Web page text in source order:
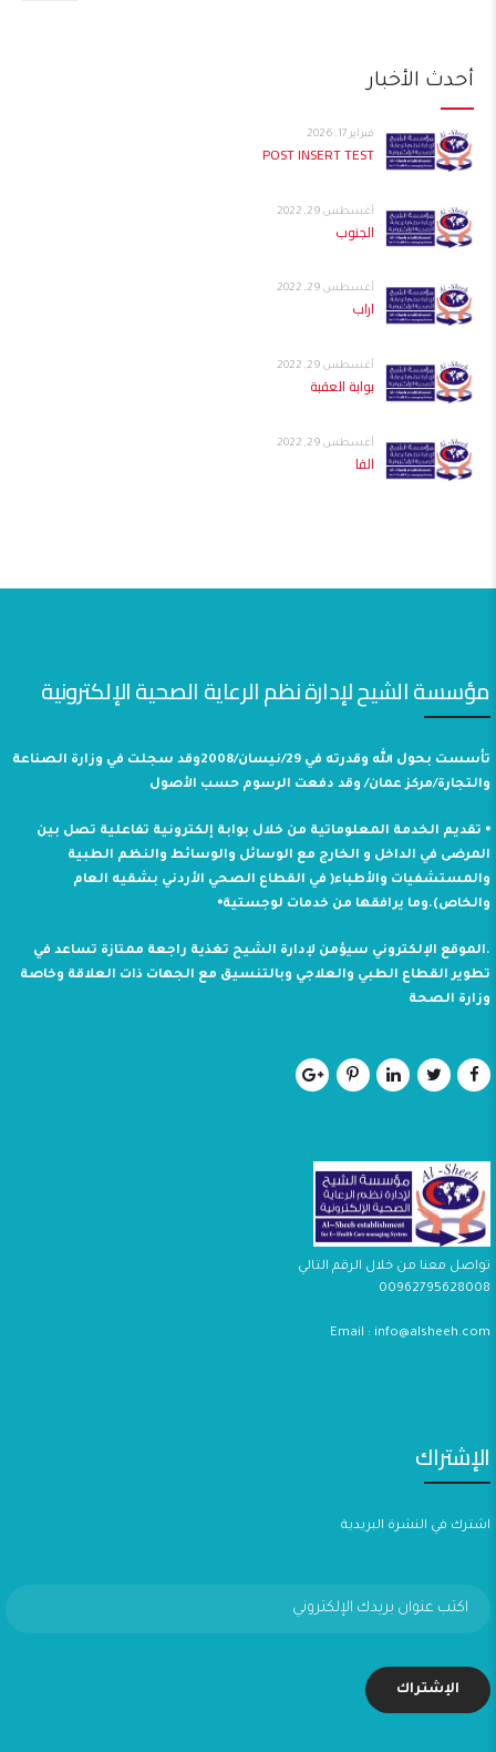
أحدث الأخبار
فبراير 17, 2026
POST INSERT TEST
أغسطس 29, 2022
الجنوب
أغسطس 29, 2022
اراب
أغسطس 29, 2022
بوابة العقبة
أغسطس 29, 2022
الفا
مؤسسة الشيح لإدارة نظم الرعاية الصحية الإلكترونية
تأسست بحول الله وقدرته في 29/نيسان/2008وقد سجلت في وزارة الصناعة
والتجارة/مركز عمان/ وقد دفعت الرسوم حسب الأصول
⦁ تقديم الخدمة المعلوماتية من خلال بوابة إلكترونية تفاعلية تصل بين
المرضى في الداخل و الخارج مع الوسائل والوسائط والنظم الطبية
والمستشفيات والأطباء( في القطاع الصحي الأردني بشقيه العام
والخاص).وما يرافقها من خدمات لوجستية⦁
.الموقع الإلكتروني سيؤمن لإدارة الشيح تغذية راجعة ممتازة تساعد في
تطوير القطاع الطبي والعلاجي وبالتنسيق مع الجهات ذات العلاقة وخاصة
وزارة الصحة
تواصل معنا من خلال الرقم التالي
00962795628008
Email : info@alsheeh.com
الإشتراك
اشترك في النشرة البريدية